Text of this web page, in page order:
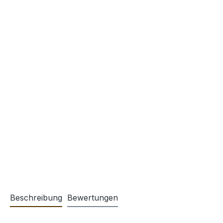
Beschreibung Bewertungen